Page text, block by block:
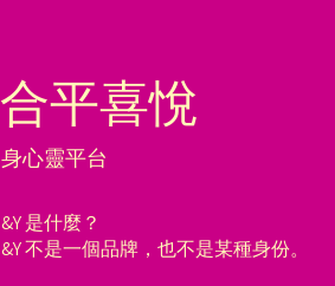
合平喜悅
身心靈平台
&Y 是什麼？
&Y 不是一個品牌，也不是某種身份。